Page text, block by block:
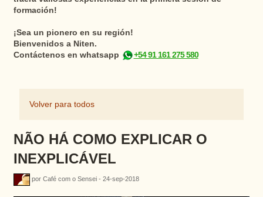
formación!
¡Sea un pionero en su región!
Bienvenidos a Niten.
Contáctenos en whatsapp
+54 91 161 275 580
Volver para todos
NÃO HÁ COMO EXPLICAR O
INEXPLICÁVEL
por Café com o Sensei - 24-sep-2018